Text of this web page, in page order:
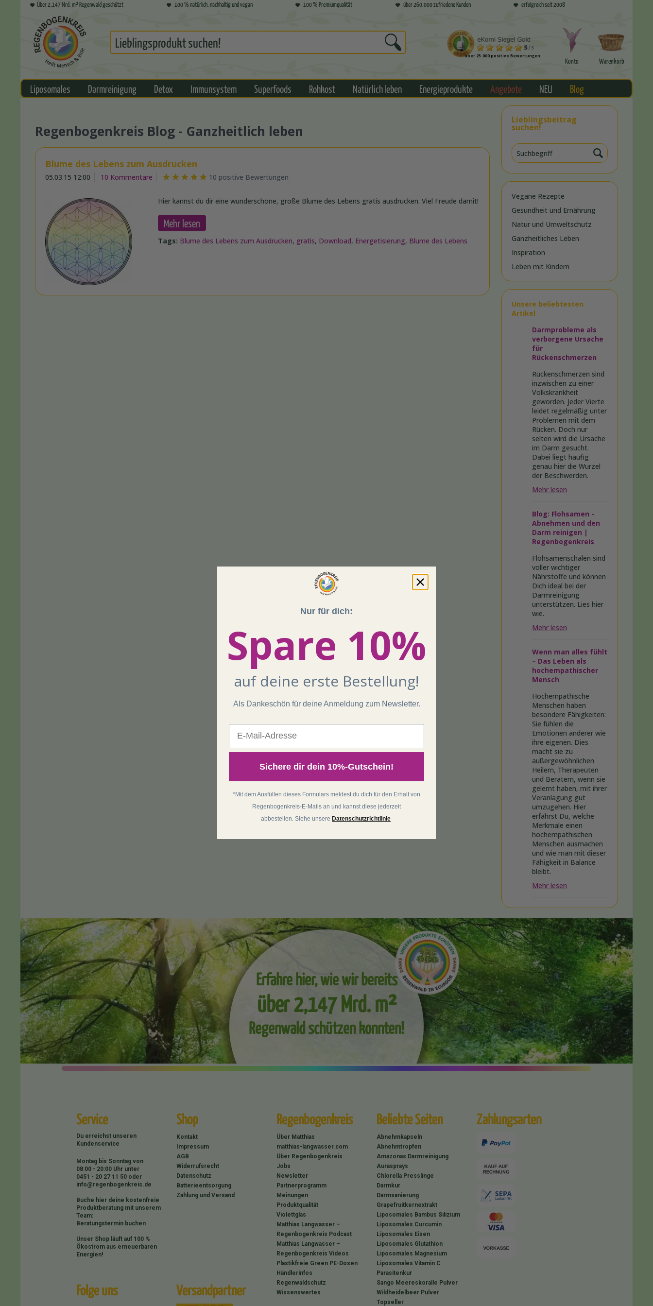
Über 2,147 Mrd. m² Regenwald geschützt 100 % natürlich, nachhaltig und vegan 100 % Premiumqualität über 260.000 zufriedene Kunden erfolgreich seit 2008
über 23.000 positive Bewertungen
Konto Warenkorb
Liposomales Darmreinigung Detox Immunsystem Superfoods Rohkost Natürlich leben Energieprodukte Angebote NEU Blog
Lieblingsbeitrag
suchen!
Vegane Rezepte
Gesundheit und Ernährung
Natur und Umweltschutz
Ganzheitliches Leben
Inspiration
Leben mit Kindern
Unsere beliebtesten
Artikel
Darmprobleme als
verborgene Ursache
für
Rückenschmerzen
Rückenschmerzen sind
inzwischen zu einer
Volkskrankheit
geworden. Jeder Vierte
leidet regelmäßig unter
Problemen mit dem
Rücken. Doch nur
selten wird die Ursache
im Darm gesucht.
Dabei liegt häufig
genau hier die Wurzel
der Beschwerden.
Mehr lesen
Blog: Flohsamen -
Abnehmen und den
Darm reinigen |
Regenbogenkreis
Flohsamenschalen sind
voller wichtiger
Nährstoffe und können
Dich ideal bei der
Darmreinigung
unterstützen. Lies hier
wie.
Mehr lesen
Wenn man alles fühlt
– Das Leben als
hochempathischer
Mensch
Hochempathische
Menschen haben
besondere Fähigkeiten:
Sie fühlen die
Emotionen anderer wie
ihre eigenen. Dies
macht sie zu
außergewöhnlichen
Heilern, Therapeuten
und Beratern, wenn sie
gelernt haben, mit ihrer
Veranlagung gut
umzugehen. Hier
erfährst Du, welche
Merkmale einen
hochempathischen
Menschen ausmachen
und wie man mit dieser
Fähigkeit in Balance
bleibt.
Mehr lesen
Regenbogenkreis Blog - Ganzheitlich leben
Blume des Lebens zum Ausdrucken
05.03.15 12:00 10 Kommentare 10 positive Bewertungen
Hier kannst du dir eine wunderschöne, große Blume des Lebens gratis ausdrucken. Viel Freude damit!
Mehr lesen
Tags: Blume des Lebens zum Ausdrucken, gratis, Download, Energetisierung, Blume des Lebens
Erfahre hier, wie wir bereits
über 2,147 Mrd. m²
Regenwald schützen konnten!
Service
Du erreichst unseren
Kundenservice
Montag bis Sonntag von
08:00 - 20:00 Uhr unter
0451 - 20 27 11 50 oder
info@regenbogenkreis.de
Buche hier deine kostenfreie
Produktberatung mit unserem
Team:
Beratungstermin buchen
Unser Shop läuft auf 100 %
Ökostrom aus erneuerbaren
Energien!
Shop
Kontakt
Impressum
AGB
Widerrufsrecht
Datenschutz
Batterieentsorgung
Zahlung und Versand
Regenbogenkreis
Über Matthias
matthias-langwasser.com
Über Regenbogenkreis
Jobs
Newsletter
Partnerprogramm
Meinungen
Produktqualität
Violettglas
Matthias Langwasser –
Regenbogenkreis Podcast
Matthias Langwasser –
Regenbogenkreis Videos
Plastikfreie Green PE-Dosen
Händlerinfos
Regenwaldschutz
Wissenswertes
Beliebte Seiten
Abnehmkapseln
Abnehmtropfen
Amazonas Darmreinigung
Aurasprays
Chlorella Presslinge
Darmkur
Darmsanierung
Grapefruitkernextrakt
Liposomales Bambus Silizium
Liposomales Curcumin
Liposomales Eisen
Liposomales Glutathion
Liposomales Magnesium
Liposomales Vitamin C
Parasitenkur
Sango Meereskoralle Pulver
Wildheidelbeer Pulver
Topseller
Zahlungsarten
Folge uns Versandpartner
Nur für dich:
Spare 10%
auf deine erste Bestellung!
Als Dankeschön für deine Anmeldung zum Newsletter.
Sichere dir dein 10%-Gutschein!
*Mit dem Ausfüllen dieses Formulars meldest du dich für den Erhalt von
Regenbogenkreis-E-Mails an und kannst diese jederzeit
abbestellen. Siehe unsere Datenschutzrichtlinie